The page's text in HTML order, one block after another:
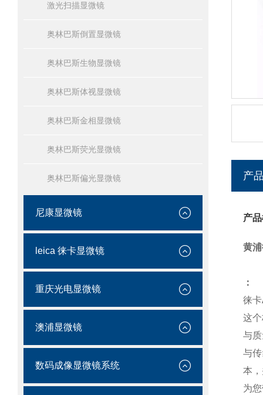
激光扫描显微镜
奥林巴斯倒置显微镜
奥林巴斯生物显微镜
奥林巴斯体视显微镜
奥林巴斯金相显微镜
奥林巴斯荧光显微镜
奥林巴斯偏光显微镜
尼康显微镜
leica 徕卡显微镜
重庆光电显微镜
澳浦显微镜
数码成像显微镜系统
产
产
黄
：
徕
这
与
与
本
为